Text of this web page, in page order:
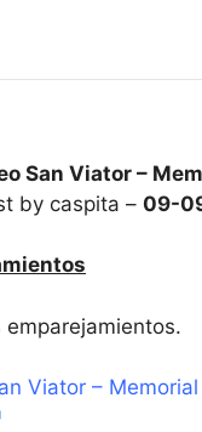
San Viator –
by caspita – 09-
Viator –